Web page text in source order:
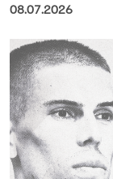
08.07.2026